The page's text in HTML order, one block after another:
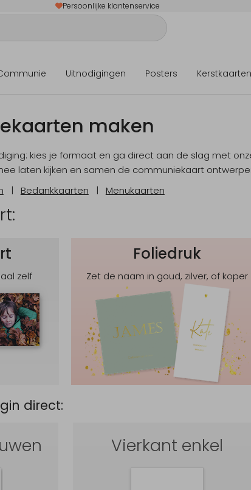
Persoonlijke klantenservice
Uitnodigingen Posters Kerstkaarten
maken
kies je formaat en ga direct aan de slag met
laten kijken en samen de communiekaart
| Bedankkaarten | Menukaarten
zelf
Foliedruk
Zet de naam in goud, zilver, of koper
direct:
Vierkant enkel